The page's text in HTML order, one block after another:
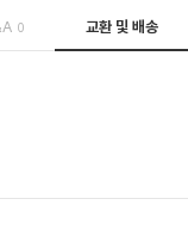
0 교환 및 배송